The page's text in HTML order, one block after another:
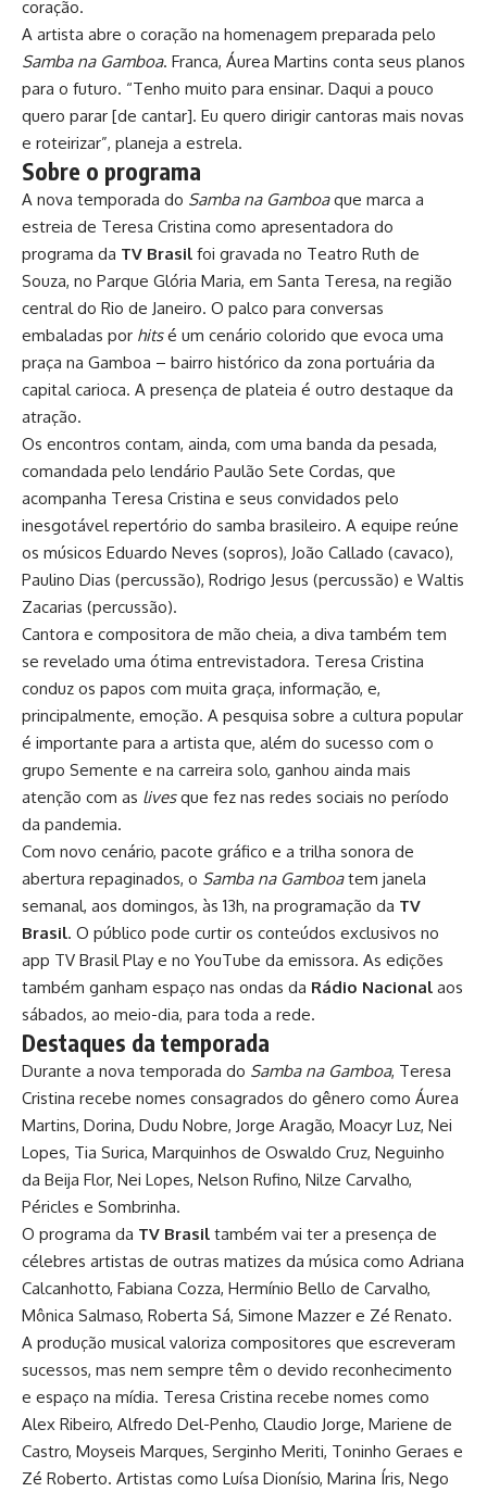
coração.
A artista abre o coração na homenagem preparada pelo
Samba na Gamboa. Franca, Áurea Martins conta seus planos
para o futuro. “Tenho muito para ensinar. Daqui a pouco
quero parar [de cantar]. Eu quero dirigir cantoras mais novas
e roteirizar”, planeja a estrela.
Sobre o programa
A nova temporada do Samba na Gamboaque marca a
estreia de Teresa Cristina como apresentadora do
programa da TV Brasil foi gravada no Teatro Ruth de
Souza, no Parque Glória Maria, em Santa Teresa, na região
central do Rio de Janeiro. O palco para conversas
embaladas por hitsé um cenário colorido que evoca uma
praça na Gamboa – bairro histórico da zona portuária da
capital carioca. A presença de plateia é outro destaque da
atração.
Os encontros contam, ainda, com uma banda da pesada,
comandada pelo lendário Paulão Sete Cordas, que
acompanha Teresa Cristina e seus convidados pelo
inesgotável repertório do samba brasileiro. A equipe reúne
os músicos Eduardo Neves (sopros), João Callado (cavaco),
Paulino Dias (percussão), Rodrigo Jesus (percussão) e Waltis
Zacarias (percussão).
Cantora e compositora de mão cheia, a diva também tem
se revelado uma ótima entrevistadora. Teresa Cristina
conduz os papos com muita graça, informação, e,
principalmente, emoção. A pesquisa sobre a cultura popular
é importante para a artista que, além do sucesso com o
grupo Semente e na carreira solo, ganhou ainda mais
atenção com as livesque fez nas redes sociais no período
da pandemia.
Com novo cenário, pacote gráfico e a trilha sonora de
abertura repaginados, o Samba na Gamboatem janela
semanal, aos domingos, às 13h, na programação da TV
Brasil. O público pode curtir os conteúdos exclusivos no
app TV Brasil Play e no YouTube da emissora. As edições
também ganham espaço nas ondas da Rádio Nacional aos
sábados, ao meio-dia, para toda a rede.
Destaques da temporada
Durante a nova temporada do Samba na Gamboa, Teresa
Cristina recebe nomes consagrados do gênero como Áurea
Martins, Dorina, Dudu Nobre, Jorge Aragão, Moacyr Luz, Nei
Lopes, Tia Surica, Marquinhos de Oswaldo Cruz, Neguinho
da Beija Flor, Nei Lopes, Nelson Rufino, Nilze Carvalho,
Péricles e Sombrinha.
O programa da TV Brasil também vai ter a presença de
célebres artistas de outras matizes da música como Adriana
Calcanhotto, Fabiana Cozza, Hermínio Bello de Carvalho,
Mônica Salmaso, Roberta Sá, Simone Mazzer e Zé Renato.
A produção musical valoriza compositores que escreveram
sucessos, mas nem sempre têm o devido reconhecimento
e espaço na mídia. Teresa Cristina recebe nomes como
Alex Ribeiro, Alfredo Del-Penho, Claudio Jorge, Mariene de
Castro, Moyseis Marques, Serginho Meriti, Toninho Geraes e
Zé Roberto. Artistas como Luísa Dionísio, Marina Íris, Nego